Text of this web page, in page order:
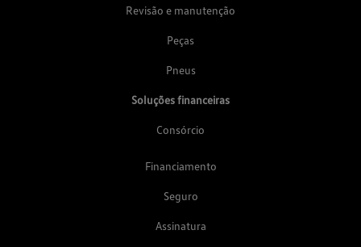
Revisão e manutenção
Peças
Pneus
Soluções financeiras
Consórcio
Financiamento
Seguro
Assinatura